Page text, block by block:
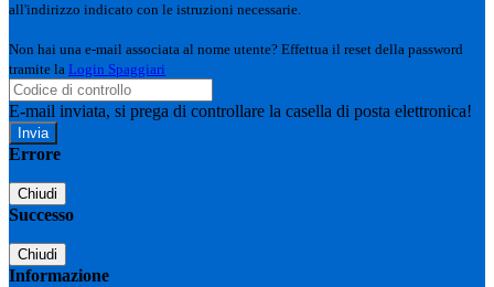
all'indirizzo indicato con le istruzioni necessarie.
Non hai una e-mail associata al nome utente? Effettua il reset della password
tramite la Login Spaggiari
E-mail inviata, si prega di controllare la casella di posta elettronica!
Errore
Chiudi
Successo
Chiudi
Informazione